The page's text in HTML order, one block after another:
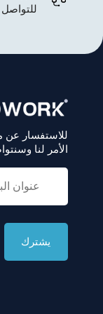
للتواصل
للاستفسار عن
الأمر لنا